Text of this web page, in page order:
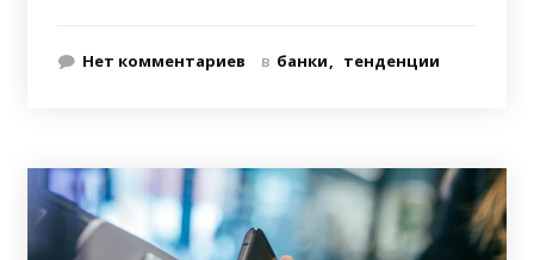
Нет комментариев в банки тенденции